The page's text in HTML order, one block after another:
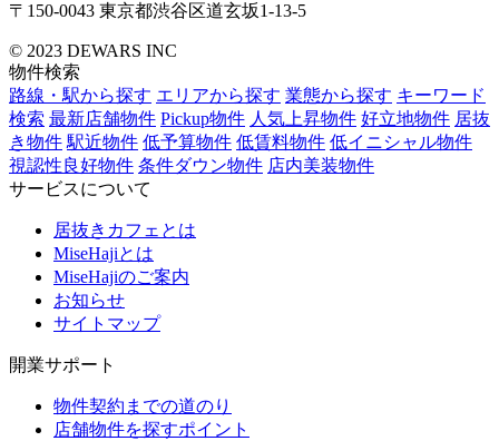
〒150-0043 東京都渋谷区道玄坂1-13-5
© 2023 DEWARS INC
物件検索
路線・駅から探す エリアから探す 業態から探す キーワード
検索 最新店舗物件 Pickup物件 人気上昇物件 好立地物件 居抜
き物件 駅近物件 低予算物件 低賃料物件 低イニシャル物件
視認性良好物件 条件ダウン物件 店内美装物件
サービスについて
居抜きカフェとは
MiseHajiとは
MiseHajiのご案内
お知らせ
サイトマップ
開業サポート
物件契約までの道のり
店舗物件を探すポイント